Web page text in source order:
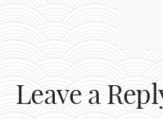
Leave a